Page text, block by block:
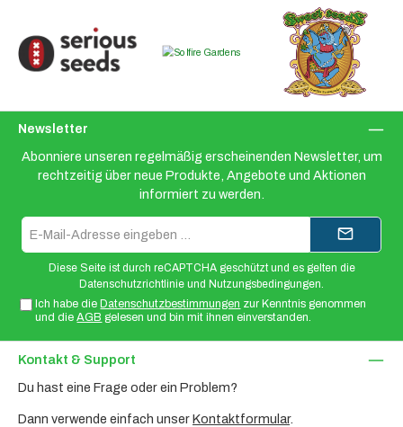
Newsletter
Abonniere unseren regelmäßig erscheinenden Newsletter, um
rechtzeitig über neue Produkte, Angebote und Aktionen
informiert zu werden.
Mail-
Adresse*
Diese Seite ist durch reCAPTCHA geschützt und es gelten die
Datenschutzrichtlinie und Nutzungsbedingungen
Ich habe die Datenschutzbestimmungen zur Kenntnis genommen
und dieAGB gelesen und bin mit ihnen einverstanden.
Kontakt & Support
Du hast eine Frage oder ein Problem?
Dann verwende einfach unserKontaktformular.